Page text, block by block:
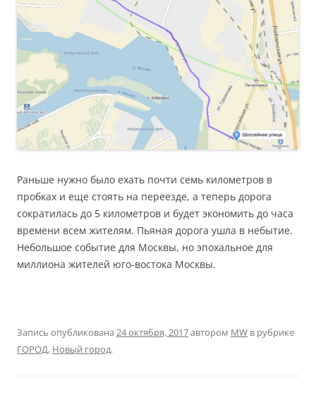
Раньше нужно было ехать почти семь километров в
пробках и еще стоять на переезде, а теперь дорога
сократилась до 5 километров и будет экономить до часа
времени всем жителям. Пьяная дорога ушла в небытие.
Небольшое событие для Москвы, но эпохальное для
миллиона жителей юго-востока Москвы.
Запись опубликована 24 октября, 2017автором MW в рубрике
ГОРОД, Новый город.